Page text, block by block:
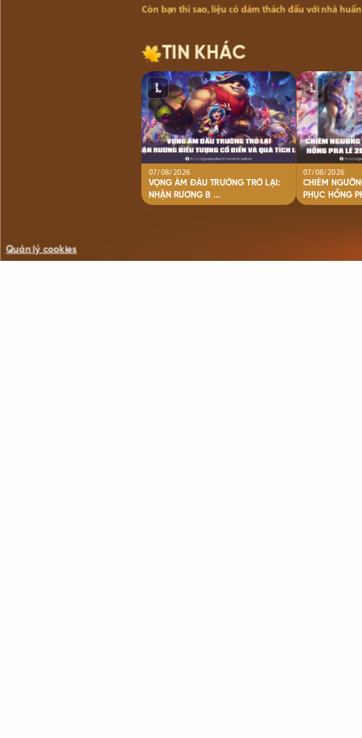
Còn bạn thì sao, liệu có dám thách đấu với nhà
TIN KHÁC
07/08/2026
VỌNG ÂM ĐẤU TRƯỜNG TRỞ LẠI:
NHẬN RƯƠNG B ...
07/08/2026
CHIÊM
Quản lý cookies